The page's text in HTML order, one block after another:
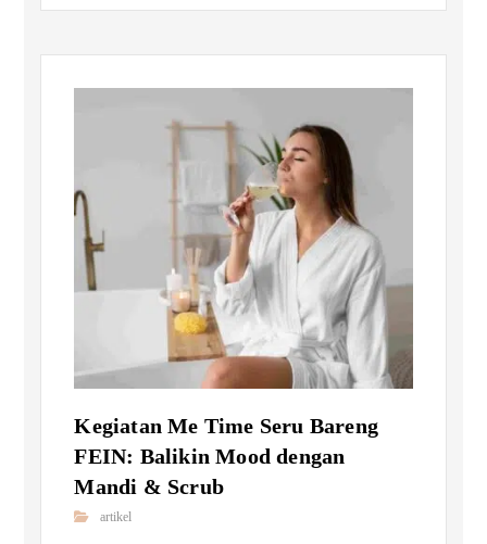
Kegiatan Me Time Seru Bareng
FEIN: Balikin Mood dengan
Mandi & Scrub
artikel